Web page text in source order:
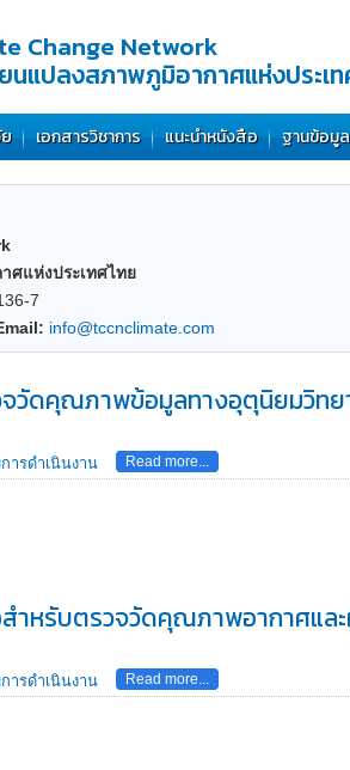
Change Network
นแปลงสภาพภูมิอากาศแห่งประเ
เอกสารวิชาการ แนะนำหนังสือ ฐานข้อมูล
ศแห่งประเทศไทย
7
info@tccnclimate.com
วัดคุณภาพข้อมูลทางอุตุนิยมวิทย
ารดำเนินงาน Read more...
ำหรับตรวจวัดคุณภาพอากาศแล
ารดำเนินงาน Read more...